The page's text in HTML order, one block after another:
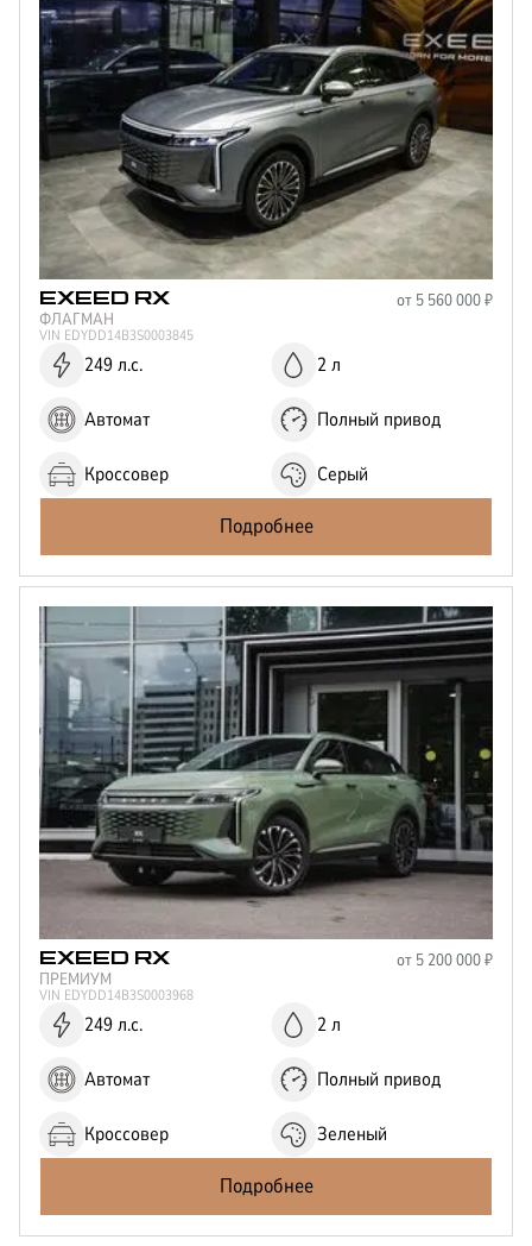
EXEED RX от 5 560 000₽
ФЛАГМАН
VIN EDYDD14B3S0003845
249 л.с. 2 л
Автомат Полный привод
Кроссовер Серый
Подробнее
EXEED RX от 5 200 000₽
ПРЕМИУМ
VIN EDYDD14B3S0003968
249 л.с. 2 л
Автомат Полный привод
Кроссовер Зеленый
Подробнее